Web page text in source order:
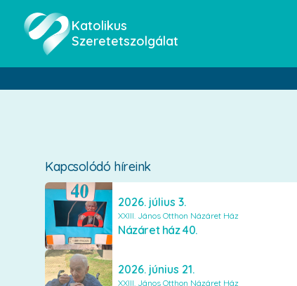
Katolikus
Szeretetszolgálat
Kapcsolódó híreink
2026. július 3.
XXIII. János Otthon Názáret Ház
Názáret ház 40.
2026. június 21.
XXIII. János Otthon Názáret Ház